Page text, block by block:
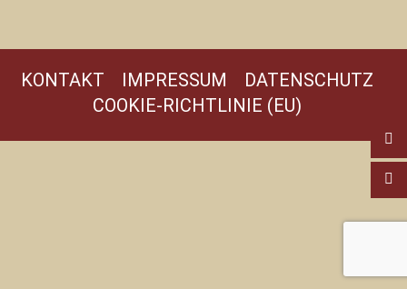
KONTAKT IMPRESSUM
DATENSCHUTZ
COOKIE-RICHTLINIE (EU)